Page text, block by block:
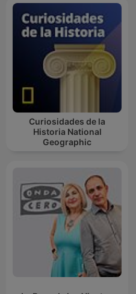
Curiosidades de la
Historia National
Geographic